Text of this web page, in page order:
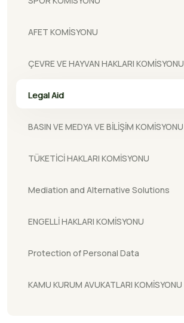
AFET KOMİSYONU
ÇEVRE VE HAYVAN HAKLARI KOMİSYONU
Legal Aid
BASIN VE MEDYA VE BİLİŞİM KOMİSYONU
TÜKETİCİ HAKLARI KOMİSYONU
Mediation and Alternative Solutions
ENGELLİ HAKLARI KOMİSYONU
Protection of Personal Data
KAMU KURUM AVUKATLARI KOMİSYONU